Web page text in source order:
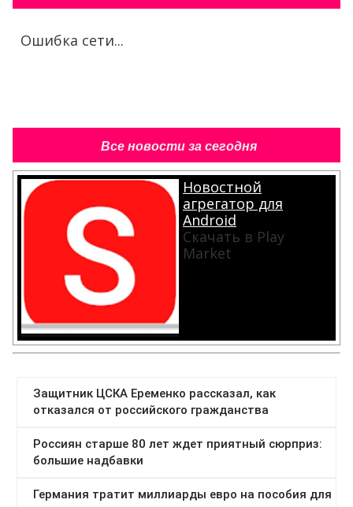
Ошибка сети...
Все новости за сегодня
Новостной
агрегатор для
Android
Скачать в Play
Market